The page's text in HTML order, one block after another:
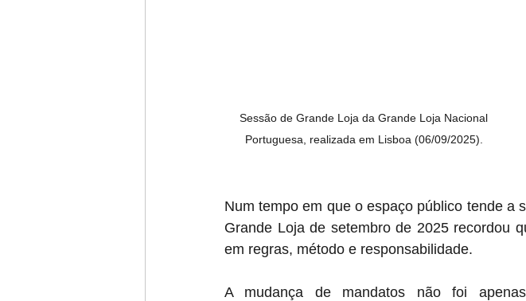
Sessão de Grande Loja da Grande Loja Nacional
Portuguesa, realizada em Lisboa (06/09/2025).
Num tempo em que o espaço público tende a
Grande Loja de setembro de 2025 recordou
em regras, método e responsabilidade.
A mudança de mandatos não foi